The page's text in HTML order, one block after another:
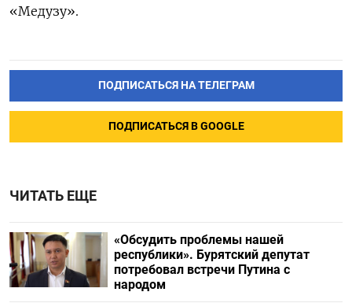
«Медузу».
ПОДПИСАТЬСЯ НА ТЕЛЕГРАМ
ПОДПИСАТЬСЯ В GOOGLE
ЧИТАТЬ ЕЩЕ
«Обсудить проблемы нашей
республики». Бурятский депутат
потребовал встречи Путина с
народом